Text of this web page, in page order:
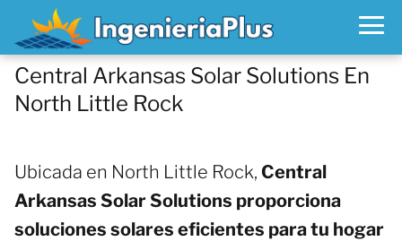
Central Arkansas Solar Solutions En
North Little Rock
Ubicada en North Little Rock, Central
Arkansas Solar Solutions proporciona
soluciones solares eficientes para tu hogar